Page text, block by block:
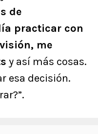
de
practicar con
me
y así más cosas.
esa decisión.